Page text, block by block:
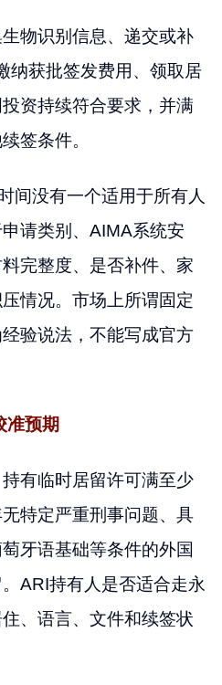
物识别信息、递交或补
纳获批签发费用、领取居
资持续符合要求，并满
签条件。
间没有一个适用于所有人
请类别、AIMA系统安
完整度、是否补件、家
情况。市场上所谓固定
验说法，不能写成官方
准预期
有临时居留许可满至少
特定严重刑事问题、具
牙语基础等条件的外国
ARI持有人是否适合走永
、语言、文件和续签状